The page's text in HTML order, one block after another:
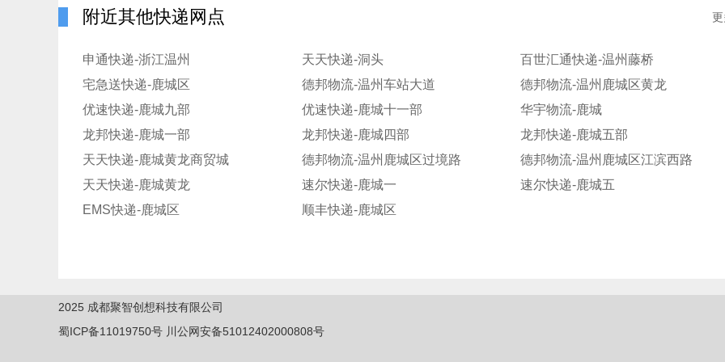
附近其他快递网点
申通快递-浙江温州 天天快递-洞头
百世汇通快递-温州藤桥
宅急送快递-鹿城区
德邦物流-温州车站大道
德邦物流-温州鹿城区黄龙
优速快递-鹿城九部
优速快递-鹿城十一部
华宇物流-鹿城
龙邦快递-鹿城一部
龙邦快递-鹿城四部
龙邦快递-鹿城五部
天天快递-鹿城黄龙商贸城
德邦物流-温州鹿城区过境路
德邦物流-温州鹿城区江滨西路
天天快递-鹿城黄龙
速尔快递-鹿城一
速尔快递-鹿城五
EMS快递-鹿城区
顺丰快递-鹿城区
2025 成都聚智创想科技有限公司
蜀ICP备11019750号 川公网安备51012402000808号